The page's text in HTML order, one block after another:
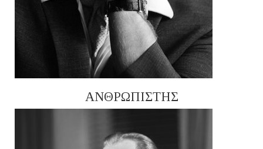
ΑΝΘΡΩΠΙΣΤΗΣ